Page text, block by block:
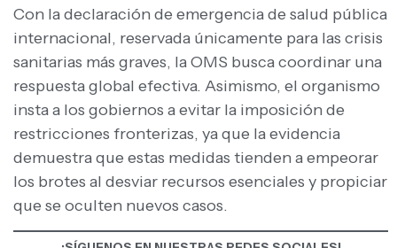
Con la declaración de emergencia de salud pública
internacional, reservada únicamente para las crisis
sanitarias más graves, la OMS busca coordinar una
respuesta global efectiva. Asimismo, el organismo
insta a los gobiernos a evitar la imposición de
restricciones fronterizas, ya que la evidencia
demuestra que estas medidas tienden a empeorar
los brotes al desviar recursos esenciales y propiciar
que se oculten nuevos casos.